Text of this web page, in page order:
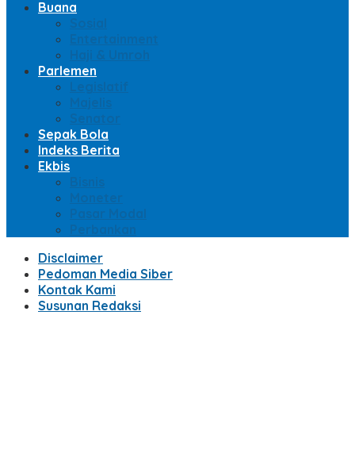
Buana
Sosial
Entertainment
Haji & Umroh
Parlemen
Legislatif
Majelis
Senator
Sepak Bola
Indeks Berita
Ekbis
Bisnis
Moneter
Pasar Modal
Perbankan
Disclaimer
Pedoman Media Siber
Kontak Kami
Susunan Redaksi